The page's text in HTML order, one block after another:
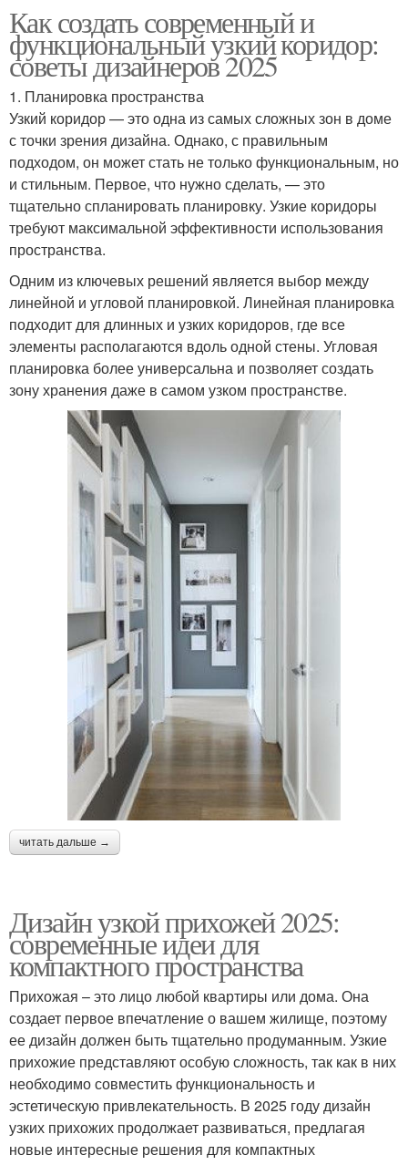
Как создать современный и
функциональный узкий коридор:
советы дизайнеров 2025
1. Планировка пространства
Узкий коридор — это одна из самых сложных зон в доме
с точки зрения дизайна. Однако, с правильным
подходом, он может стать не только функциональным, но
и стильным. Первое, что нужно сделать, — это
тщательно спланировать планировку. Узкие коридоры
требуют максимальной эффективности использования
пространства.
Одним из ключевых решений является выбор между
линейной и угловой планировкой. Линейная планировка
подходит для длинных и узких коридоров, где все
элементы располагаются вдоль одной стены. Угловая
планировка более универсальна и позволяет создать
зону хранения даже в самом узком пространстве.
читать дальше →
Дизайн узкой прихожей 2025:
современные идеи для
компактного пространства
Прихожая – это лицо любой квартиры или дома. Она
создает первое впечатление о вашем жилище, поэтому
ее дизайн должен быть тщательно продуманным. Узкие
прихожие представляют особую сложность, так как в них
необходимо совместить функциональность и
эстетическую привлекательность. В 2025 году дизайн
узких прихожих продолжает развиваться, предлагая
новые интересные решения для компактных